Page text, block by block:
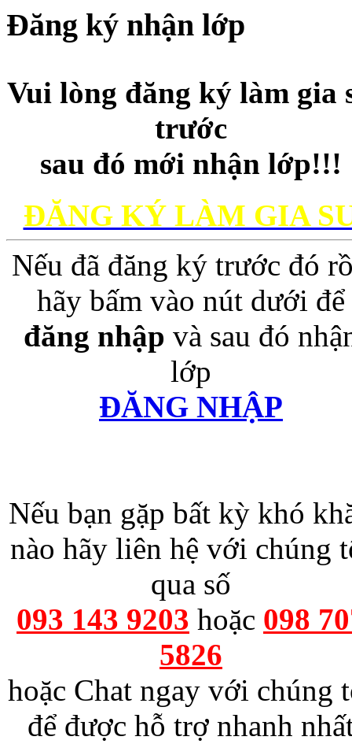
Đăng ký nhận lớp
Vui lòng đăng ký làm gia
trước
sau đó mới nhận lớp!!!
ĐĂNG KÝ LÀM GIA
Nếu đã đăng ký trước đó
hãy bấm vào nút dưới để
đăng nhập và sau đó
lớp
ĐĂNG NHẬP
Nếu bạn gặp bất kỳ khó
nào hãy liên hệ với chúng
qua số
093 143 9203 hoặc 098
5826
hoặc Chat ngay với chúng
để được hỗ trợ nhanh